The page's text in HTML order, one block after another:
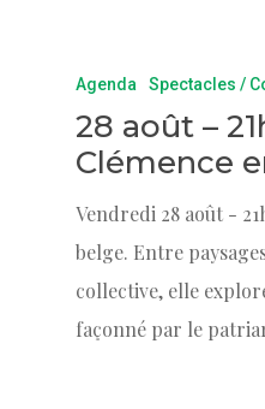
Agenda Spectacles /
28 août –
Clémence
Vendredi 28 août -
belge. Entre
collective, elle
façonné par le